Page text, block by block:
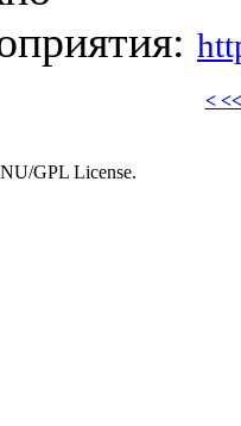
< <<
GPL License.